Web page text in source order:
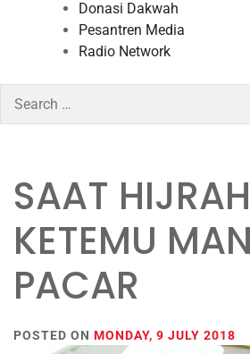
Donasi Dakwah
Pesantren Media
Radio Network
for:
SAAT HIJRAH
KETEMU
PACAR
POSTED ON MONDAY, 9 JULY 2018